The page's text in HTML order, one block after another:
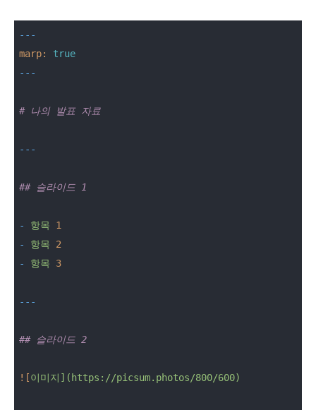
---
marp:
true
# 나의 발표 자료
## 슬라이드 1
- 항목
1
-
항목
2
-
항목 3
## 슬라이드 2
![이미지](https://picsum.photos/800/600)